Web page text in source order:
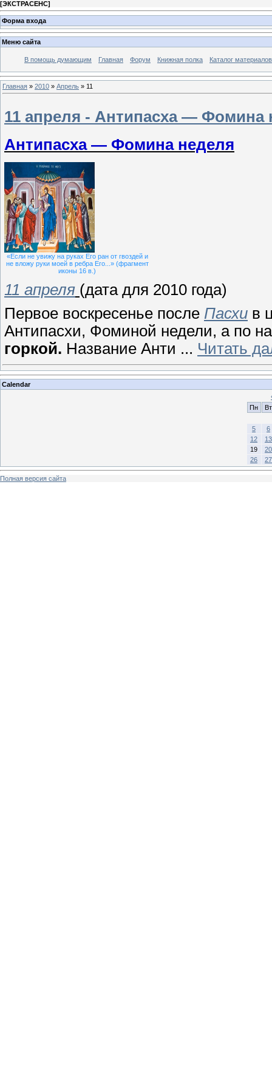
[ЭКСТРАСЕНС]
Форма входа
Меню сайта
В помощь думающим Главная Форум Книжная полка Каталог материалов
Главная » 2010 » Апрель » 11
11 апреля - Антипасха — Фомина
Антипасха — Фомина неделя
«Если не увижу на руках Его ран от гвоздей и
не вложу руки моей в ребра Его...» (фрагмент
иконы 16 в.)
11 апреля (дата для 2010 года)
Первое воскресенье после Пасхи в
Антипасхи, Фоминой недели, а по
горкой. Название Анти ... Читать
Calendar
Пн
Вт
5
6
12
13
19
20
26
27
Полная версия сайта